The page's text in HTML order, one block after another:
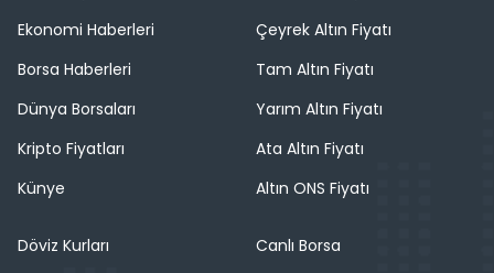
Ekonomi Haberleri
Borsa Haberleri
Dünya Borsaları
Kripto Fiyatları
Künye
Çeyrek Altın Fiyatı
Tam Altın Fiyatı
Yarım Altın Fiyatı
Ata Altın Fiyatı
Altın ONS Fiyatı
Döviz Kurları
Canlı Borsa